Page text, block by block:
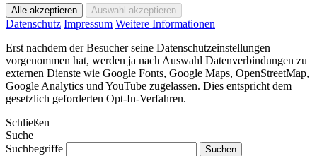
Datenschutz Impressum Weitere Informationen
Erst nachdem der Besucher seine Datenschutzeinstellungen
vorgenommen hat, werden ja nach Auswahl Datenverbindungen zu
externen Dienste wie Google Fonts, Google Maps, OpenStreetMap,
Google Analytics und YouTube zugelassen. Dies entspricht dem
gesetzlich geforderten Opt-In-Verfahren.
Schließen
Suche
Suchbegriffe